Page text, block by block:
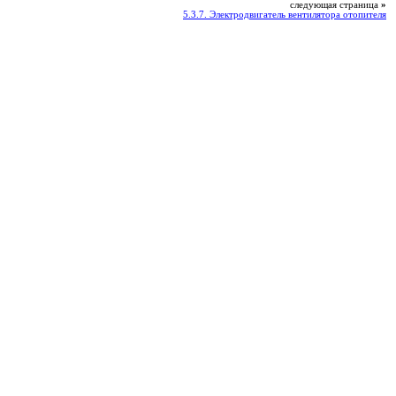
следующая страница »
5.3.7. Электродвигатель вентилятора отопителя